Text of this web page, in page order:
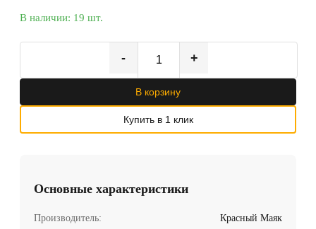
В наличии: 19 шт.
- +
В корзину
Купить в 1 клик
Основные характеристики
Производитель: Красный Маяк